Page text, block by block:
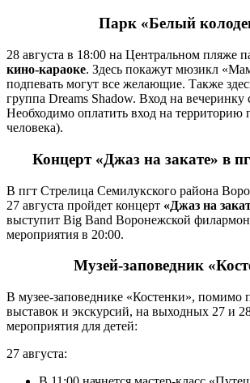
Парк «Белый
28 августа в 18:00 на Центральном пляже
кино-караоке. Здесь покажут мюзикл
подпевать могут все желающие. Также
группа Dreams Shadow. Вход на вечеринку
Необходимо оплатить вход на территорию
человека).
Концерт «Джаз на закате» в
В пгт Стрелица Семилукского района
27 августа пройдет концерт «Джаз на
выступит Big Band Воронежской
мероприятия в 20:00.
Музей-заповедник
В музее-заповеднике «Костенки», помимо
выставок и экскурсий, на выходных 27 и
мероприятия для детей:
27 августа: